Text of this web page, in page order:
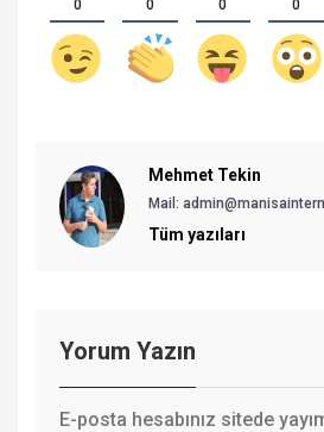
0 0 0 0
Mehmet Tekin
Mail:
Tüm yazıları
Yorum Yazın
E-posta hesabınız sitede